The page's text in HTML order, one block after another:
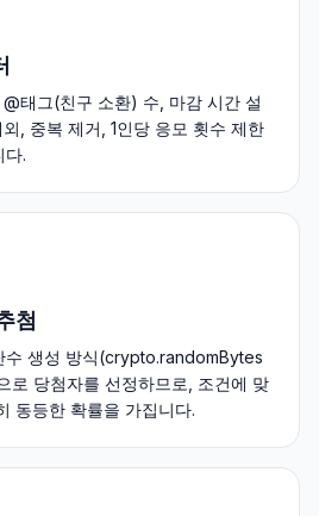
태그(친구 소환) 수, 마감 시간 설
, 중복 제거, 1인당 응모 횟수 제한
다.
첨
수 생성 방식(crypto.randomBytes
당첨자를 선정하므로, 조건에 맞
동등한 확률을 가집니다.